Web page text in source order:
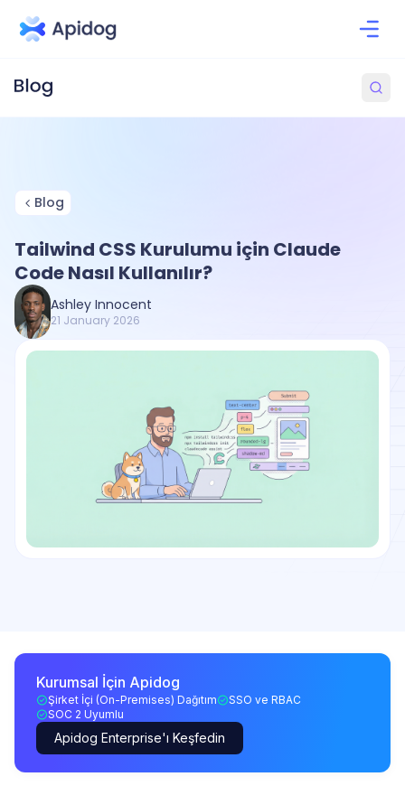
Blog
Tailwind CSS Kurulumu için Claude
Code Nasıl Kullanılır?
Ashley Innocent
21 January 2026
Kurumsal İçin Apidog
Şirket İçi (On-Premises) Dağıtım
SSO ve RBAC
SOC 2 Uyumlu
Apidog Enterprise'ı Keşfedin